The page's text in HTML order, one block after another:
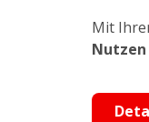
Mit
Nutzen